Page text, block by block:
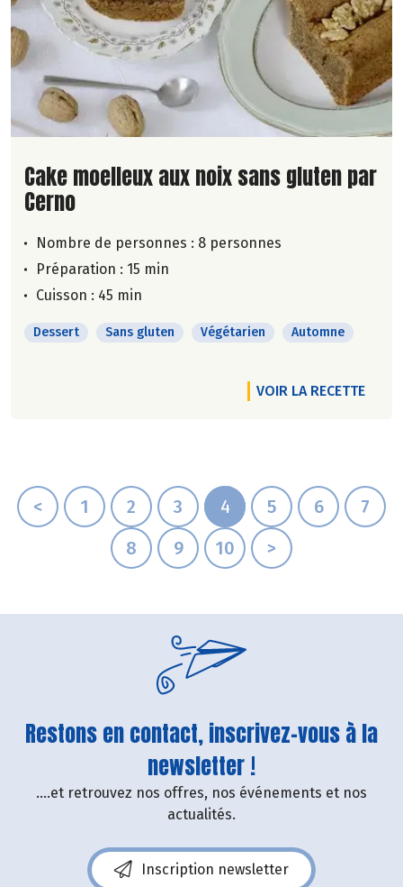
Lire la suite de la recette
Cake moelleux aux noix sans gluten par
Cerno
Nombre de personnes : 8 personnes
Préparation : 15 min
Cuisson : 45 min
Dessert Sans gluten Végétarien Automne
VOIR LA RECETTE
< 1 2 3 4 5 6
7
8
9 10 >
Restons en contact, inscrivez-vous à la
newsletter !
....et retrouvez nos offres, nos événements et nos
actualités.
Inscription newsletter